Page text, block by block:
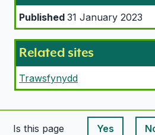
Published 31 January 2023
Related sites
Trawsfynydd
Is this page
Yes